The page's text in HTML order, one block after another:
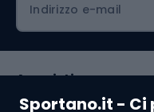
Sportano.it - Ci
Indirizzo e-mail
Acquisti